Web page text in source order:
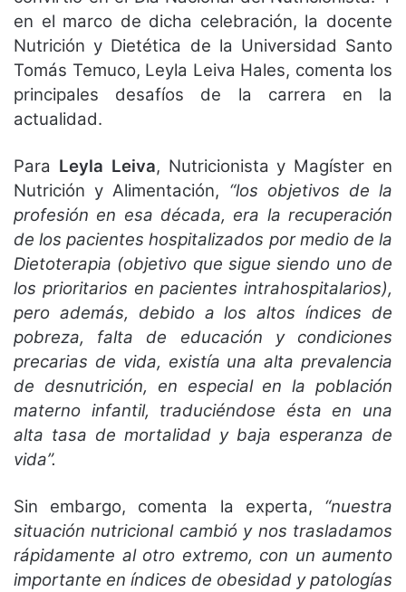
en el marco de dicha celebración, la docente
Nutrición y Dietética de la Universidad Santo
Tomás Temuco, Leyla Leiva Hales, comenta los
principales desafíos de la carrera en la
actualidad.
Para Leyla Leiva, Nutricionista y Magíster en
Nutrición y Alimentación, “los objetivos de la
profesión en esa década, era la recuperación
de los pacientes hospitalizados por medio de la
Dietoterapia (objetivo que sigue siendo uno de
los prioritarios en pacientes intrahospitalarios),
pero además, debido a los altos índices de
pobreza, falta de educación y condiciones
precarias de vida, existía una alta prevalencia
de desnutrición, en especial en la población
materno infantil, traduciéndose ésta en una
alta tasa de mortalidad y baja esperanza de
vida”.
Sin embargo, comenta la experta, “nuestra
situación nutricional cambió y nos trasladamos
rápidamente al otro extremo, con un aumento
importante en índices de obesidad y patologías